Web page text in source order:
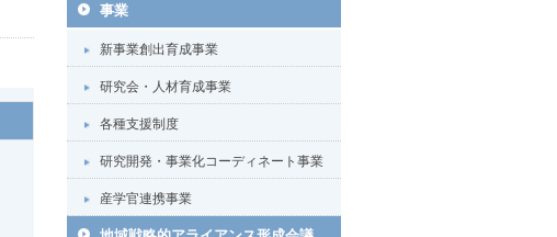
事業
新事業創出育成事業
研究会・人材育成事業
各種支援制度
研究開発・事業化コーディネート事業
産学官連携事業